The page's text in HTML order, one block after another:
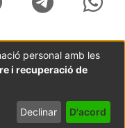
personal amb les
i recuperació de
Declinar D'acord